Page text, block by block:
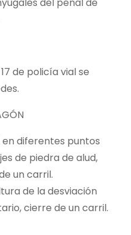
de policía vial se
diferentes puntos
de piedra de alud,
un carril.
de la desviación
cierre de un carril.